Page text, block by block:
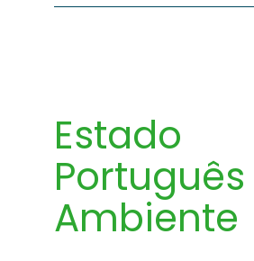
Estado
Ambiente